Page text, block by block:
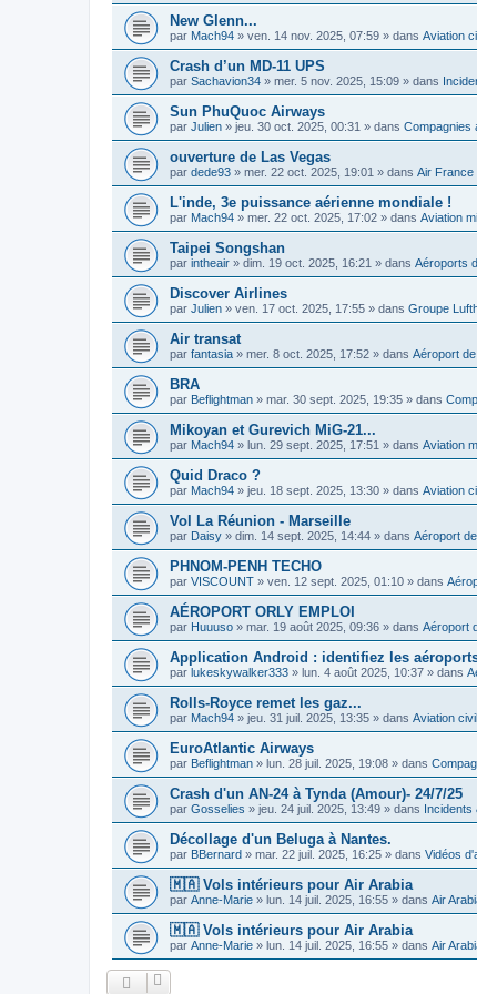
New Glenn...
par Mach94 » ven. 14 nov. 2025, 07:59 » dans Aviation
Crash d’un MD-11 UPS
par Sachavion34 » mer. 5 nov. 2025, 15:09 » dans
Sun PhuQuoc Airways
par Julien » jeu. 30 oct. 2025, 00:31 » dans Compagnies
ouverture de Las Vegas
par dede93 » mer. 22 oct. 2025, 19:01 » dans Air France
L'inde, 3e puissance aérienne mondiale !
par Mach94 » mer. 22 oct. 2025, 17:02 » dans Aviation
Taipei Songshan
par intheair » dim. 19 oct. 2025, 16:21 » dans Aéroports
Discover Airlines
par Julien » ven. 17 oct. 2025, 17:55 » dans Groupe
Air transat
par fantasia » mer. 8 oct. 2025, 17:52 » dans Aéroport
BRA
par Beflightman » mar. 30 sept. 2025, 19:35 » dans
Mikoyan et Gurevich MiG-21...
par Mach94 » lun. 29 sept. 2025, 17:51 » dans Aviation
Quid Draco ?
par Mach94 » jeu. 18 sept. 2025, 13:30 » dans Aviation
Vol La Réunion - Marseille
par Daisy » dim. 14 sept. 2025, 14:44 » dans Aéroport
PHNOM-PENH TECHO
par VISCOUNT » ven. 12 sept. 2025, 01:10 » dans
AÉROPORT ORLY EMPLOI
par Huuuso » mar. 19 août 2025, 09:36 » dans Aéroport
Application Android : identifiez les
par lukeskywalker333 » lun. 4 août 2025, 10:37 » dans
Rolls-Royce remet les gaz...
par Mach94 » jeu. 31 juil. 2025, 13:35 » dans Aviation
EuroAtlantic Airways
par Beflightman » lun. 28 juil. 2025, 19:08 » dans
Crash d'un AN-24 à Tynda (Amour)- 24/7/25
par Gosselies » jeu. 24 juil. 2025, 13:49 » dans Incidents
Décollage d'un Beluga à Nantes.
par BBernard » mar. 22 juil. 2025, 16:25 » dans Vidéos
🇲🇦 Vols intérieurs pour Air Arabia
par Anne-Marie » lun. 14 juil. 2025, 16:55 » dans Air
🇲🇦 Vols intérieurs pour Air Arabia
par Anne-Marie » lun. 14 juil. 2025, 16:55 » dans Air